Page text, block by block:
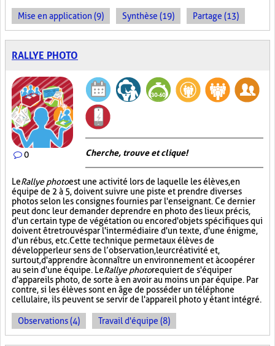
Mise en application (9) Synthèse (19) Partage (13)
RALLYE PHOTO
0 Cherche, trouve et clique !
LeRallye photoest une activité lors de laquelle les élèves, en
équipe de 2 à 5, doivent suivre une piste et prendre diverses
photos selon les consignes fournies par l'enseignant. Ce dernier
peut donc leur demander de prendre en photo des lieux précis,
d'un certain type de végétation ou encore d'objets spécifiques qui
doivent être trouvés par l'intermédiaire d'un texte, d'une énigme,
d'un rébus, etc. Cette technique permet aux élèves de
développer leur sens de l’observation, leur créativité et,
surtout, d'apprendre à connaître un environnement et à coopérer
au sein d'une équipe. LeRallye photorequiert de s'équiper
d'appareils photo, de sorte à en avoir au moins un par équipe. Par
contre, si les élèves sont en âge de posséder un téléphone
cellulaire, ils peuvent se servir de l'appareil photo y étant intégré.
Observations (4) Travail d'équipe (8)